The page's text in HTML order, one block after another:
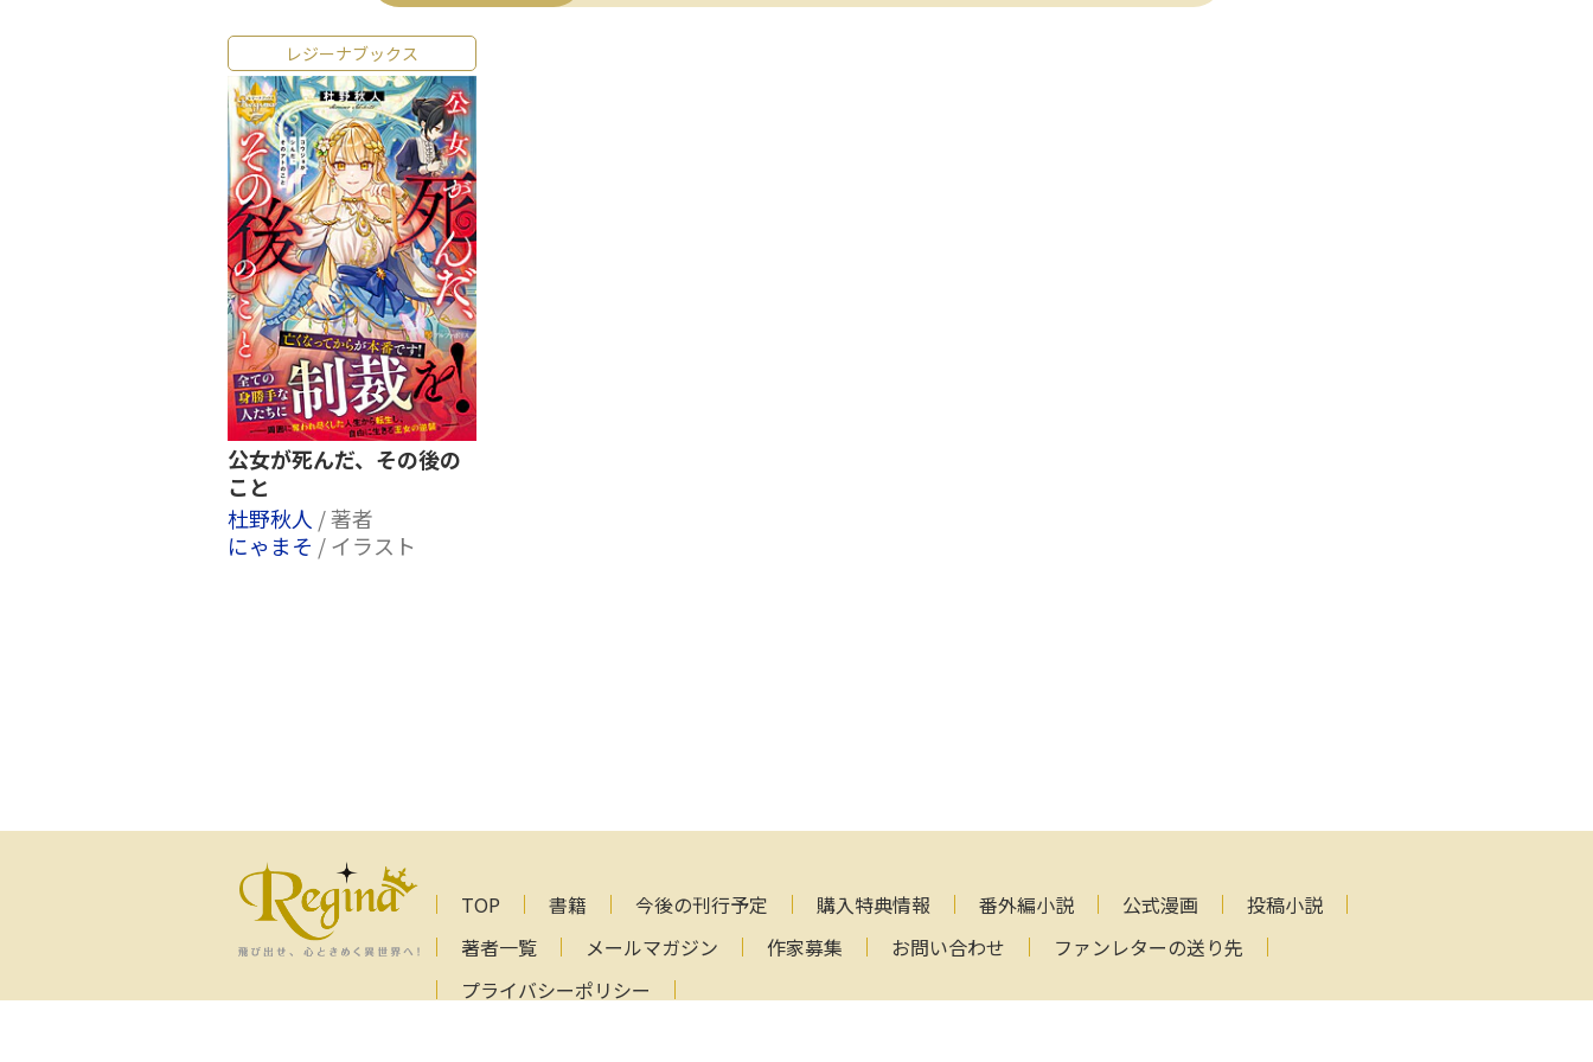
レジーナブックス
公女が死んだ、その後の
こと
杜野秋人 / 著者
にゃまそ / イラスト
TOP 書籍 今後の刊行予定 購入特典情報 番外編小説 公式漫画
投稿小説
著者一覧
メールマガジン 作家募集 お問い合わせ
ファンレターの送り先
プライバシーポリシー